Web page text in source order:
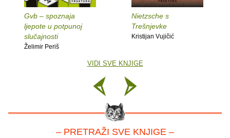
Gvb – spoznaja
ljepote u potpunoj
slučajnosti
Želimir Periš
Nietzsche s
Trešnjevke
Kristijan Vujičić
VIDI SVE KNJIGE
– PRETRAŽI SVE KNJIGE –